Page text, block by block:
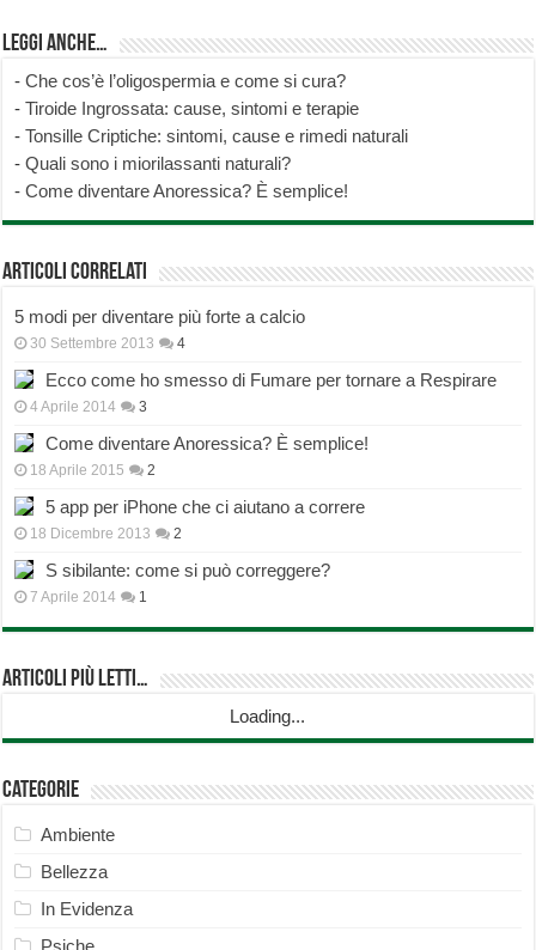
Leggi anche…
-Che cos’è l’oligospermia e come si cura?
-Tiroide Ingrossata: cause, sintomi e terapie
-Tonsille Criptiche: sintomi, cause e rimedi naturali
-Quali sono i miorilassanti naturali?
-Come diventare Anoressica? È semplice!
Articoli correlati
5 modi per diventare più forte a calcio
30 Settembre 2013 4
Ecco come ho smesso di Fumare per tornare a Respirare
4 Aprile 2014 3
Come diventare Anoressica? È semplice!
18 Aprile 2015 2
5 app per iPhone che ci aiutano a correre
18 Dicembre 2013 2
S sibilante: come si può correggere?
7 Aprile 2014 1
Articoli più Letti…
Loading...
Categorie
Ambiente
Bellezza
In Evidenza